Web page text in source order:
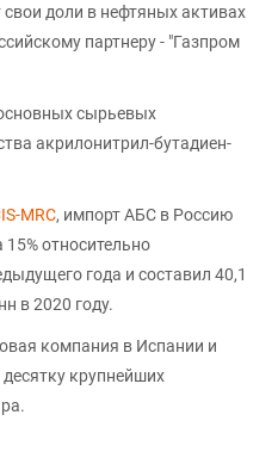
доли в нефтяных активах
партнеру - "Газпром
сырьевых
акрилонитрил-бутадиен-
MRC, импорт АБС в Россию
относительно
года и составил 40,1
в 2020 году.
компания в Испании и
крупнейших